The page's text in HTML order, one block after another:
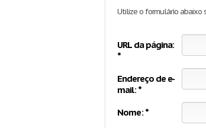
Utilize o formulário abaixo
URL da página:
*
Endereço de e-
mail: *
Nome: *